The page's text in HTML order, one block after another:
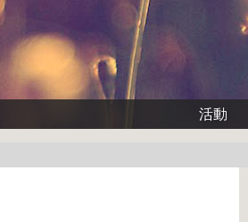
活動